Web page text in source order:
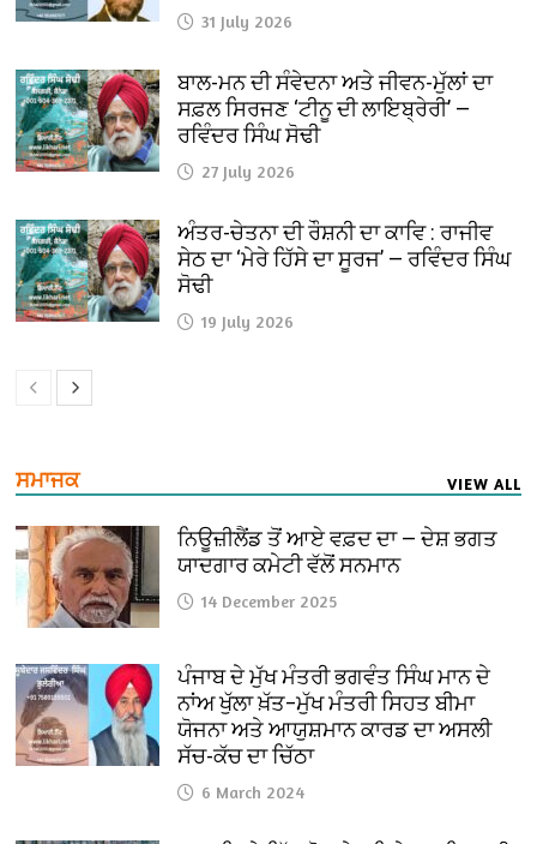
31 July 2026
ਬਾਲ-ਮਨ ਦੀ ਸੰਵੇਦਨਾ ਅਤੇ ਜੀਵਨ-ਮੁੱਲਾਂ ਦਾ
ਸਫ਼ਲ ਸਿਰਜਣ ‘ਟੀਨੂ ਦੀ ਲਾਇਬ੍ਰੇਰੀ’ —
ਰਵਿੰਦਰ ਸਿੰਘ ਸੋਢੀ
27 July 2026
ਅੰਤਰ-ਚੇਤਨਾ ਦੀ ਰੌਸ਼ਨੀ ਦਾ ਕਾਵਿ : ਰਾਜੀਵ
ਸੇਠ ਦਾ ‘ਮੇਰੇ ਹਿੱਸੇ ਦਾ ਸੂਰਜ’ — ਰਵਿੰਦਰ ਸਿੰਘ
ਸੋਢੀ
19 July 2026
ਸਮਾਜਕ VIEW ALL
ਨਿਊਜ਼ੀਲੈਂਡ ਤੋਂ ਆਏ ਵਫ਼ਦ ਦਾ — ਦੇਸ਼ ਭਗਤ
ਯਾਦਗਾਰ ਕਮੇਟੀ ਵੱਲੋਂ ਸਨਮਾਨ
14 December 2025
ਪੰਜਾਬ ਦੇ ਮੁੱਖ ਮੰਤਰੀ ਭਗਵੰਤ ਸਿੰਘ ਮਾਨ ਦੇ
ਨਾਂਅ ਖੁੱਲਾ ਖ਼ੱਤ–ਮੁੱਖ ਮੰਤਰੀ ਸਿਹਤ ਬੀਮਾ
ਯੋਜਨਾ ਅਤੇ ਆਯੁਸ਼ਮਾਨ ਕਾਰਡ ਦਾ ਅਸਲੀ
ਸੱਚ-ਕੱਚ ਦਾ ਚਿੱਠਾ
6 March 2024